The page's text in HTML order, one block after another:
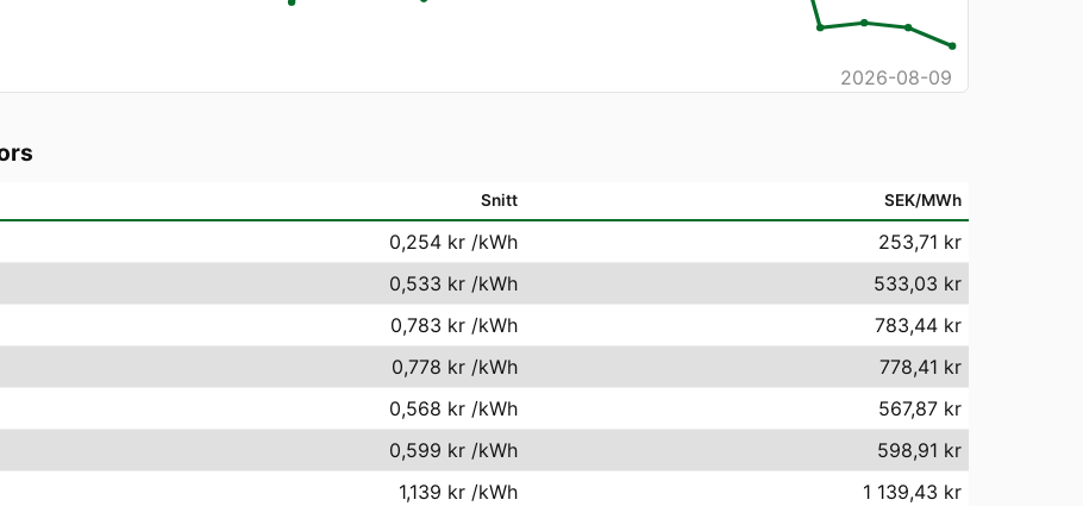
2026-08-09
Snitt SEK/MWh
0,254 kr /kWh
253,71 kr
0,533 kr /kWh
533,03 kr
0,783 kr /kWh
783,44 kr
0,778 kr /kWh
778,41 kr
0,568 kr /kWh
567,87 kr
0,599 kr /kWh
598,91 kr
1,139 kr /kWh
1 139,43 kr